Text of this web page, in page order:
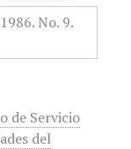
de Servicio
del